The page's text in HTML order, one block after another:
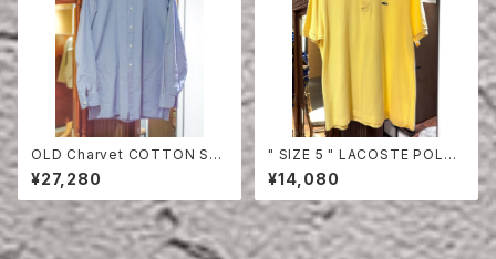
OLD Charvet COTTON SHI
RT
¥27,280
" SIZE 5 " LACOSTE POLO
SHIRT YELLOW
¥14,080